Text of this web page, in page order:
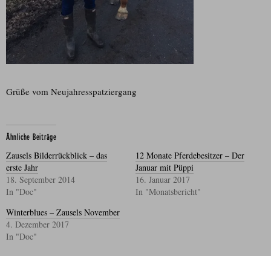
Grüße vom Neujahresspatziergang
Ähnliche Beiträge
Zausels Bilderrückblick – das
erste Jahr
18. September 2014
In "Doc"
12 Monate Pferdebesitzer – Der
Januar mit Püppi
16. Januar 2017
In "Monatsbericht"
Winterblues – Zausels November
4. Dezember 2017
In "Doc"